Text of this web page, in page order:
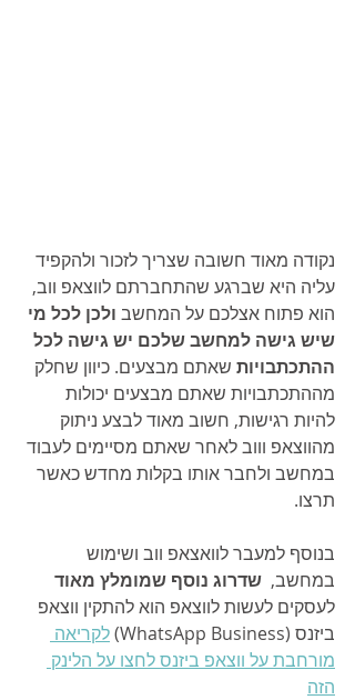
נקודה מאוד חשובה שצריך לזכור ולהקפיד
עליה היא שברגע שהתחברתם לווצאפ ווב,
הוא פתוח אצלכם על המחשב ולכן לכל מי
שיש גישה למחשב שלכם יש גישה לכל
ההתכתבויות שאתם מבצעים. כיוון שחלק
מההתכתבויות שאתם מבצעים יכולות
להיות רגישות, חשוב מאוד לבצע ניתוק
מהווצאפ וווב לאחר שאתם מסיימים לעבוד
במחשב ולחבר אותו בקלות מחדש כאשר
תרצו.
בנוסף למעבר לוואצאפ ווב ושימוש
במחשב, שדרוג נוסף שמומלץ מאוד
לעסקים לעשות לווצאפ הוא להתקין ווצאפ
ביזנס (WhatsApp Business)
לקריאה
מורחבת על ווצאפ ביזנס לחצו על הלינק
הזה